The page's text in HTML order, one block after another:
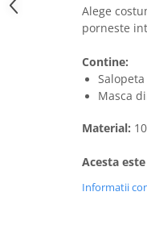
Alege
porneste
Contine:
Salopeta
Masca
Material:
Acesta
Informatii